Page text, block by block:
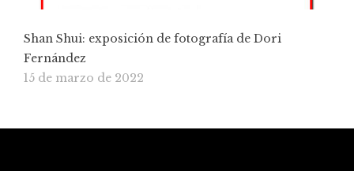
Shan Shui: exposición de fotografía de Dori
Fernández
15 de marzo de 2022